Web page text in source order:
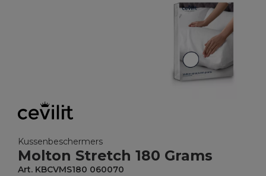
Kussenbeschermers
Molton Stretch 180 Grams
Art. KBCVMS180 060070